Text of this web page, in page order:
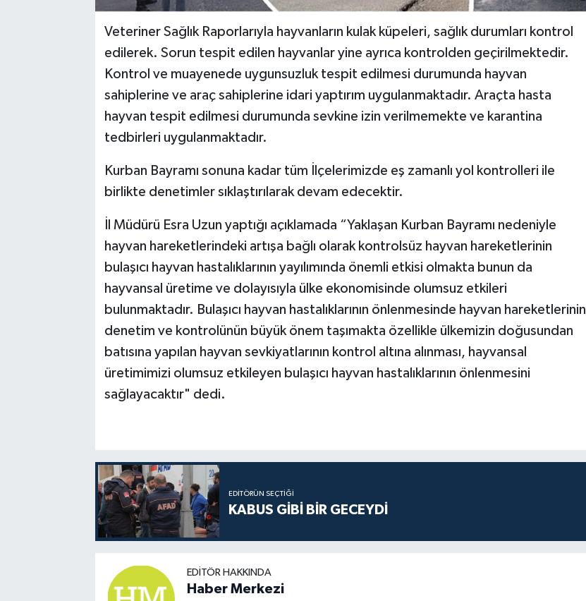
Veteriner Sağlık Raporlarıyla hayvanların kulak küpeleri, sağlık durumları kontrol
edilerek. Sorun tespit edilen hayvanlar yine ayrıca kontrolden geçirilmektedir.
Kontrol ve muayenede uygunsuzluk tespit edilmesi durumunda hayvan
sahiplerine ve araç sahiplerine idari yaptırım uygulanmaktadır. Araçta hasta
hayvan tespit edilmesi durumunda sevkine izin verilmemekte ve karantina
tedbirleri uygulanmaktadır.
Kurban Bayramı sonuna kadar tüm İlçelerimizde eş zamanlı yol kontrolleri ile
birlikte denetimler sıklaştırılarak devam edecektir.
İl Müdürü Esra Uzun yaptığı açıklamada “Yaklaşan Kurban Bayramı nedeniyle
hayvan hareketlerindeki artışa bağlı olarak kontrolsüz hayvan hareketlerinin
bulaşıcı hayvan hastalıklarının yayılımında önemli etkisi olmakta bunun da
hayvansal üretime ve dolayısıyla ülke ekonomisinde olumsuz etkileri
bulunmaktadır. Bulaşıcı hayvan hastalıklarının önlenmesinde hayvan hareketlerinin
denetim ve kontrolünün büyük önem taşımakta özellikle ülkemizin doğusundan
batısına yapılan hayvan sevkiyatlarının kontrol altına alınması, hayvansal
üretimimizi olumsuz etkileyen bulaşıcı hayvan hastalıklarının önlenmesini
sağlayacaktır" dedi.
EDITÖRÜN SEÇTIĞI
KABUS GİBİ BİR GECEYDİ
EDITÖR HAKKINDA
Haber Merkezi